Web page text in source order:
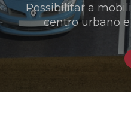
Possibilitar a
centro urbano